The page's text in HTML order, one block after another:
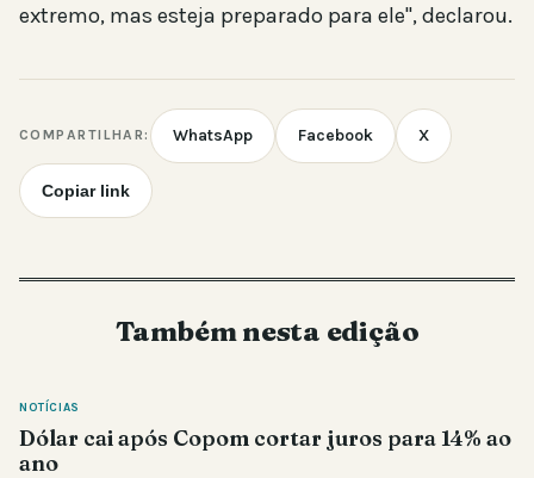
extremo, mas esteja preparado para ele", declarou.
COMPARTILHAR: WhatsApp Facebook X
Copiar link
Também nesta edição
NOTÍCIAS
Dólar cai após Copom cortar juros para 14% ao
ano